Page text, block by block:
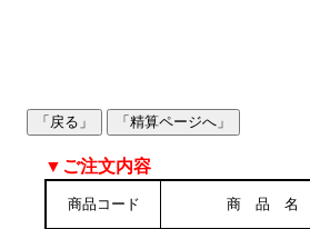
▼ご注文内容
商品コード 商 品 名